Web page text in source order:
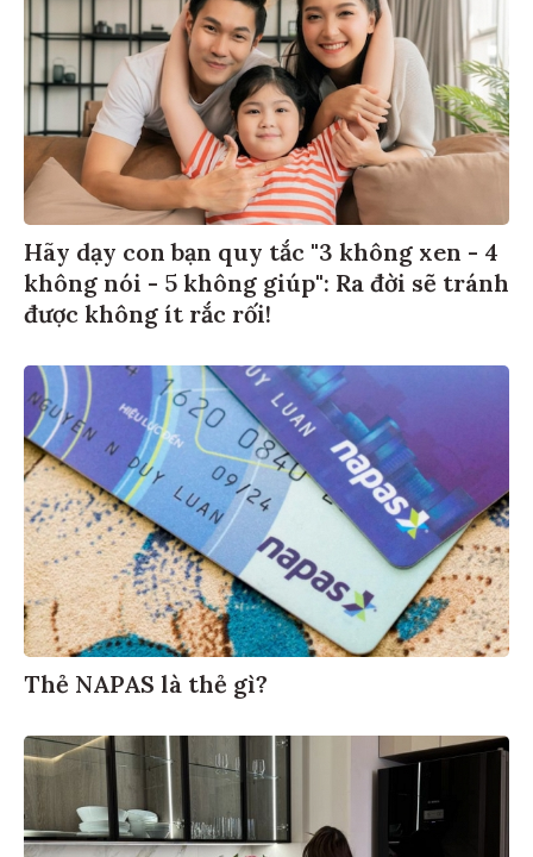
Hãy dạy con bạn quy tắc "3 không xen - 4
không nói - 5 không giúp": Ra đời sẽ tránh
được không ít rắc rối!
Thẻ NAPAS là thẻ gì?